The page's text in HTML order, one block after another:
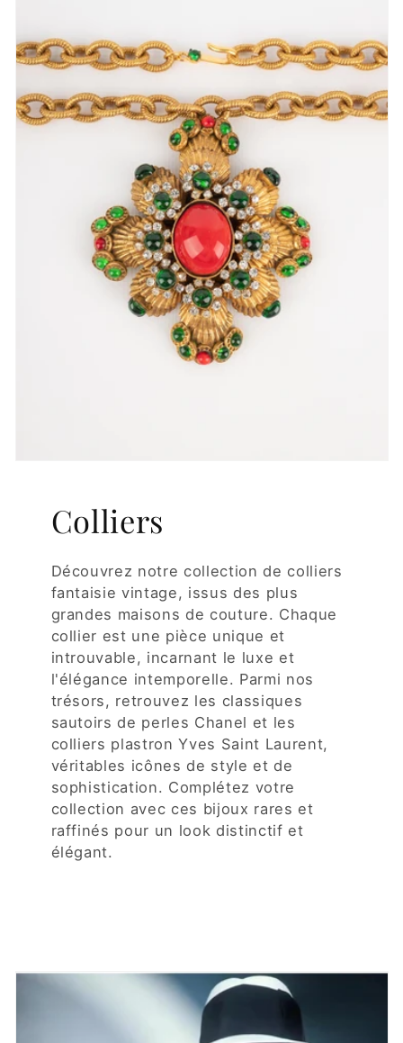
Colliers
Découvrez notre collection de colliers
fantaisie vintage, issus des plus
grandes maisons de couture. Chaque
collier est une pièce unique et
introuvable, incarnant le luxe et
l'élégance intemporelle. Parmi nos
trésors, retrouvez les classiques
sautoirs de perles Chanel et les
colliers plastron Yves Saint Laurent,
véritables icônes de style et de
sophistication. Complétez votre
collection avec ces bijoux rares et
raffinés pour un look distinctif et
élégant.